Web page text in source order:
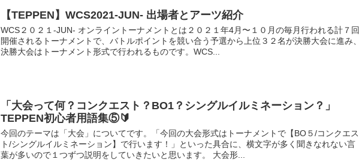
【TEPPEN】WCS2021-JUN- 出場者とアーツ紹介
WCS２０２１-JUN- オンライントーナメントとは２０２１年4月〜１０月の毎月行われる計７回
開催されるトーナメントで、バトルポイントを競い合う予選から上位３２名が決勝大会に進み、
決勝大会はトーナメント形式で行われるものです。WCS...
「大会って何？コンクエスト？BO1？シングルイルミネーション？」
TEPPEN初心者用語集⑤🔰
今回のテーマは「大会」についてです。「今回の大会形式はトーナメントで【BO５/コンクエス
ト/シングルイルミネーション】で行います！」といった具合に、横文字が多く聞きなれない言
葉が多いので１つずつ説明をしていきたいと思います。 大会形...